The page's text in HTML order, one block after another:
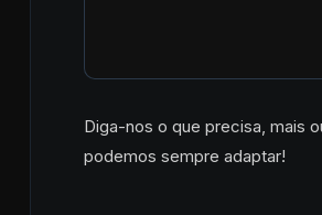
Diga-nos o que precisa, mais
podemos sempre adaptar!